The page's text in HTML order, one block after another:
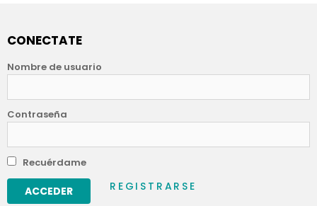
CONECTATE
Nombre de usuario
Contraseña
Recuérdame
REGISTRARSE